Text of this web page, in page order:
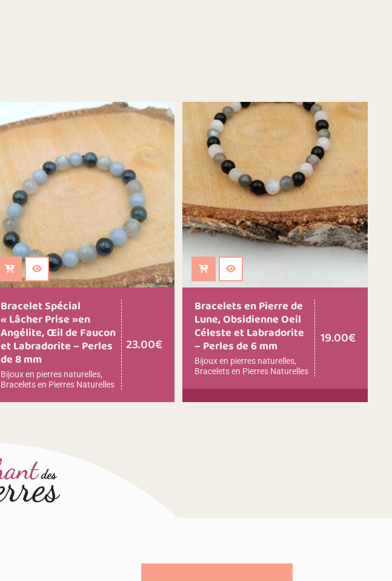
Ajouter au panier
Bracelet Spécial
« Lâcher Prise »en
Angélite, Œil de Faucon
et Labradorite – Perles
de 8 mm
Bijoux en pierres naturelles,
Bracelets en Pierres Naturelles
23.00€
Ajouter au panier
Bracelets en Pierre de
Lune, Obsidienne Oeil
Céleste et Labradorite
– Perles de 6 mm
Bijoux en pierres naturelles,
Bracelets en Pierres Naturelles
19.00€